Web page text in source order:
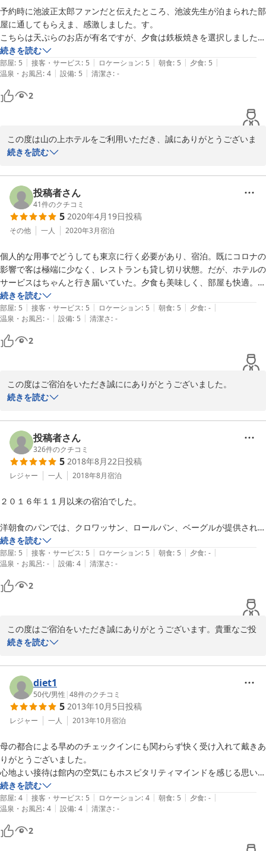
お陰様で週末は多くのお客様にご利用いただいております。館内に
は５つのレストランがございますが、どちらも山の上ホテルの名に
恥じないお味をご提供しております。
是非とも次回ご来館の際はご利用下さいませ。
予約時に池波正太郎ファンだと伝えたところ、池波先生が泊まられた部
屋に通してもらえま、感激しました。す。
こちらは天ぷらのお店が有名ですが、夕食は鉄板焼きを選択しました。
満足いくひと時でした。
とにかく行き届いたサービスで、小難しそうな文筆家に贔屓にされた理
由に納得できました。
佳いホテルですね。
続きを読む
部屋: 5 | 接客・サービス: 5 | ロケーション: 5 | 朝食: 5 | 夕食: 5 |
温泉・お風呂: 4 | 設備: 5 | 清潔さ: -
2
この度は山の上ホテルをご利用いただき、誠にありがとうございま
す。
また機会がございましたら、ぜひお立ち寄りくださいませ。
2021-06-07
続きを読む
投稿者さん
41件のクチコミ
5 2020年4月19日投稿
その他 一人 2020年3月宿泊
個人的な用事でどうしても東京に行く必要があり、宿泊。既にコロナの
影響で客は極端に少なく、レストランも貸し切り状態。だが、ホテルの
サービスはちゃんと行き届いていた。夕食も美味しく、部屋も快適。朝
食が部屋で食べられるのは良かった。が、ご飯が冷めていたのだけは残
念でした。朝食時間を比較的遅めに指定したためかもしれないが、普通
にジャーで保存すれば済むレベル。冷め切っていたご飯は量も微妙で、
そこだけが残念でした。また、朝のチェックアウトのフロントは、素
人。席をしていたのは引いた。歴史があり、業界人にとっては特別感が
有るので、値段設定は高めだが、また泊まりたい、「プチ・ホテル」で
続きを読む
部屋: 5 | 接客・サービス: 5 | ロケーション: 5 | 朝食: 5 | 夕食: - |
温泉・お風呂: - | 設備: 5 | 清潔さ: -
2
この度はご宿泊をいただき誠ににありがとうございました。
朝食のご飯の件に関しまして期待にお答えすることが出来ず申し訳
今後もお客様に快適にご宿泊をいただけますよう
努力致します。
2020-11-25
続きを読む
投稿者さん
326件のクチコミ
5 2018年8月22日投稿
レジャー 一人 2018年8月宿泊
２０１６年１１月以来の宿泊でした。
洋朝食のパンでは、クロワッサン、ロールパン、ベーグルが提供されま
したが、リクエストすればトーストも焼いていただけます。オーダーの
段階からパンの種類を選択できるようであれば、より有難いですね。
続きを読む
部屋: 5 | 接客・サービス: 5 | ロケーション: 5 | 朝食: 5 | 夕食: - |
温泉・お風呂: - | 設備: 4 | 清潔さ: -
2
この度はご宿泊をいただき誠にありがとうございます。貴重なご投
稿を頂き誠にありがとうございます。朝食に付きましては、お客様
し合い、より快適にホテルでお寛ぎいただけますよう努力致しま
す。
またのご来館を心よりお待ち申し上げております。
2018-08-22
続きを読む
diet1
50代/男性 |48件のクチコミ
5 2013年10月5日投稿
レジャー 一人 2013年10月宿泊
母の都合による早めのチェックインにも関わらず快く受け入れて戴きあ
りがとうございました。
心地よい接待は館内の空気にもホスピタリティマインドを感じる思いで
す。
部屋も丁寧に手入れされていて気持ちよく過ごすことができました。
朝食、少し多めでしたが美味しくて83歳の母も残さず平らげてしまい
ました。
適切な道順を教えてもらった根津美術館へも迷うことなく行き着くこと
続きを読む
部屋: 4 | 接客・サービス: 5 | ロケーション: 4 | 朝食: 5 | 夕食: - |
温泉・お風呂: 4 | 設備: 4 | 清潔さ: -
2